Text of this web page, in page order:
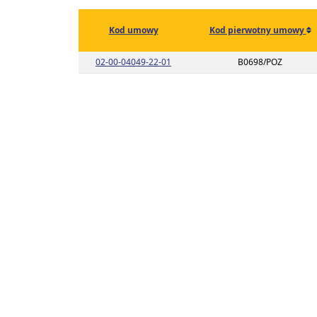
Kod umowy Kod pierwotny umowy
02-00-04049-22-01 Link do listy planu umowy o kodzie
B0698/POZ